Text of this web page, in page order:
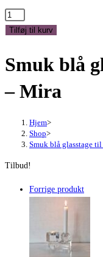
var:
Smuk
blå
til
-
Tilføj til kurv
Smuk blå
– Mira
Hjem>
Shop>
Smuk blå glasstage
Tilbud!
Forrige produkt